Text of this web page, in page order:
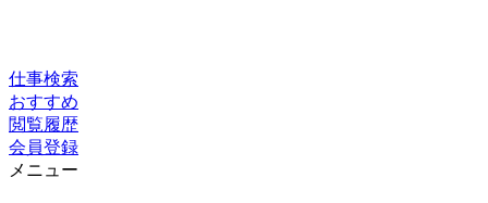
仕事検索
おすすめ
閲覧履歴
会員登録
メニュー